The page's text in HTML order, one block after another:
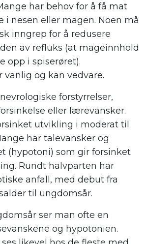
har behov for å få mat
i nesen eller magen. Noen må
inngrep for å redusere
av refluks (at mageinnhold
opp i spiserøret).
vanlig og kan vedvare.
forstyrrelser,
eller lærevansker.
utvikling i moderat til
har talevansker og
(hypotoni) som gir forsinket
Rundt halvparten har
anfall, med debut fra
til ungdomsår.
ser man ofte en
og hypotonien.